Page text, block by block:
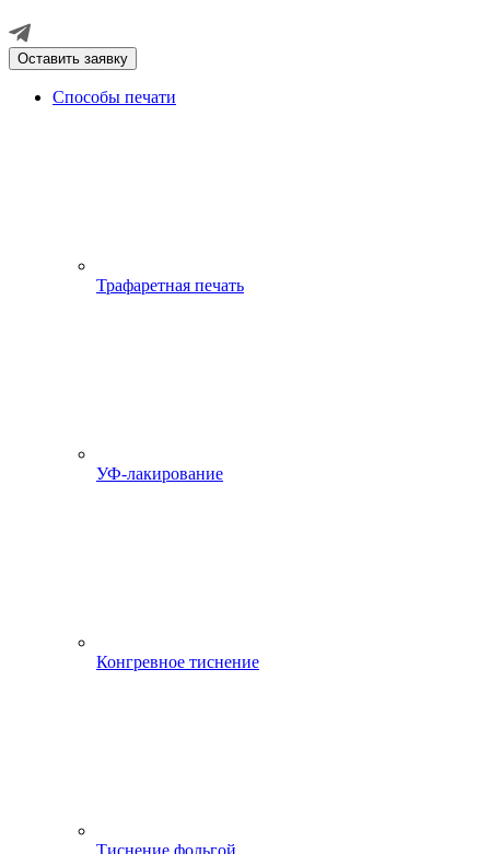
Оставить заявку
Способы печати
Трафаретная печать
УФ-лакирование
Конгревное тиснение
Тиснение фольгой